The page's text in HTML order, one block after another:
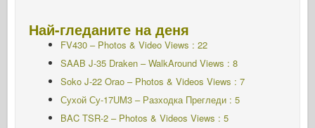
Най-гледаните на деня
FV430 – Photos & Video Views : 22
SAAB J-35 Draken – WalkAround Views : 8
Soko J-22 Orao – Photos & Videos Views : 7
Сухой Су-17UM3 – Разходка Прегледи : 5
BAC TSR-2 – Photos & Videos Views : 5